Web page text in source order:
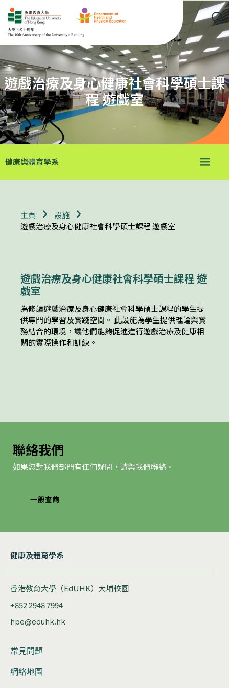
遊戲治療及身心健康社會科學碩士課
程 遊戲室
健康與體育學系
主頁
設施
遊戲治療及身心健康社會科學碩士課程 遊戲室
遊戲治療及身心健康社會科學碩士課程 遊
戲室
為修讀遊戲治療及身心健康社會科學碩士課程的學生提
供專門的學習及實踐空間。 此設施為學生提供理論與實
務結合的環境，讓他們能夠促進進行遊戲治療及健康相
關的實際操作和訓練。
聯絡我們
如果您對我們部門有任何疑問，請與我們聯絡。
一般查詢
健康及體育學系
香港教育大學（EdUHK）大埔校園
+852 2948 7994
hpe@eduhk.hk
常見問題
網絡地圖